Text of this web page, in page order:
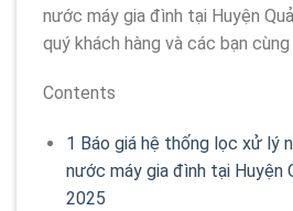
nước máy gia đình tại Huyện
quý khách hàng và các bạn
Contents
1 Báo giá hệ thống lọc xử lý
nước máy gia đình tại Huyện
2025